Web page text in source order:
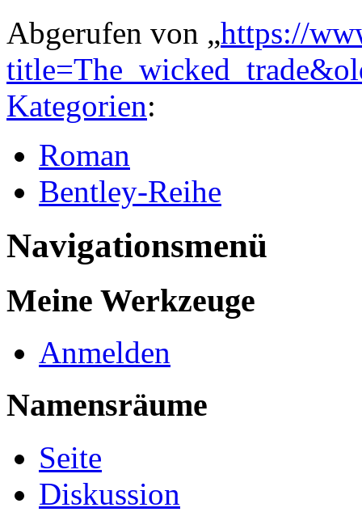
Abgerufen von „https://
Kategorien:
Roman
Bentley-Reihe
Navigationsmenü
Meine Werkzeuge
Anmelden
Namensräume
Seite
Diskussion